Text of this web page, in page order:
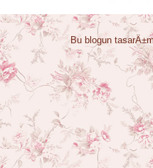
Bu blogun